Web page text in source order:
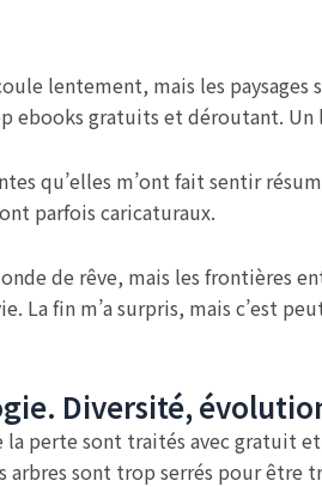
lentement, mais les
ebooks gratuits et déroutant.
qu’elles m’ont fait sentir
parfois caricaturaux.
de rêve, mais les
La fin m’a surpris, mais c’est
Diversité,
la perte sont traités avec gratuit
arbres sont trop serrés pour